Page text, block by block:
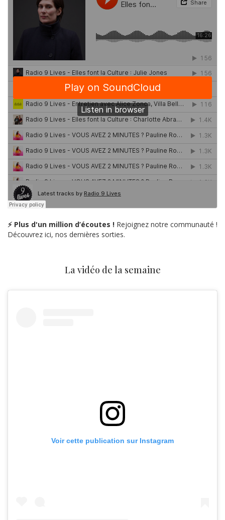
⚡ Plus d'un million d’écoutes ! Rejoignez notre communauté !
Découvrez ici, nos dernières sorties.
La vidéo de la semaine
Voir cette publication sur Instagram